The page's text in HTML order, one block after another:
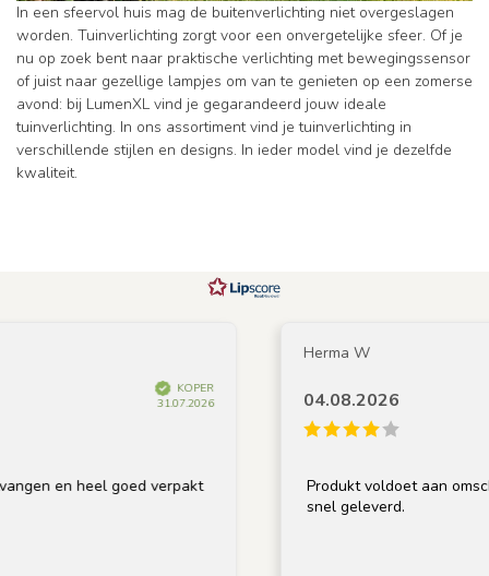
In een sfeervol huis mag de buitenverlichting niet overgeslagen
worden. Tuinverlichting zorgt voor een onvergetelijke sfeer. Of je
nu op zoek bent naar praktische verlichting met bewegingssensor
of juist naar gezellige lampjes om van te genieten op een zomerse
avond: bij LumenXL vind je gegarandeerd jouw ideale
tuinverlichting. In ons assortiment vind je tuinverlichting in
verschillende stijlen en designs. In ieder model vind je dezelfde
kwaliteit.
heel goed verpakt
Herma W
04.08.2026
Produkt voldoet aan omschrijving,
snel geleverd.